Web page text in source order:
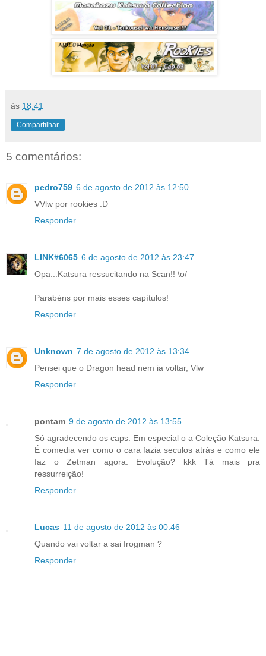
às 18:41
Compartilhar
5 comentários:
pedro759 6 de agosto de 2012 às 12:50
VVlw por rookies :D
Responder
LINK#6065 6 de agosto de 2012 às 23:47
Opa...Katsura ressucitando na Scan!! \o/
Parabéns por mais esses capítulos!
Responder
Unknown 7 de agosto de 2012 às 13:34
Pensei que o Dragon head nem ia voltar, Vlw
Responder
pontam 9 de agosto de 2012 às 13:55
Só agradecendo os caps. Em especial o a Coleção Katsura.
É comedia ver como o cara fazia seculos atrás e como ele
faz o Zetman agora. Evolução? kkk Tá mais pra
ressurreição!
Responder
Lucas 11 de agosto de 2012 às 00:46
Quando vai voltar a sai frogman ?
Responder